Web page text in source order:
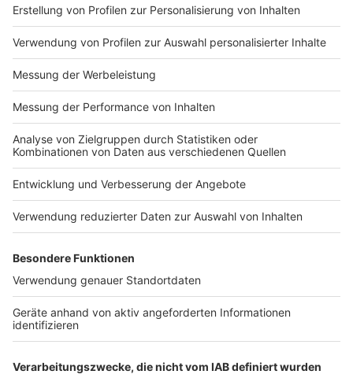
gewann 1984 Silber bei den Olympischen Spielen
in Los Angeles
Anzeige
So läuft das Dschungelcamp 2025 ab
Anzeige
Die 18. Staffel startet am ersten Tag (24. Januar)
direkt mit einer dreistündigen Live-Show. Per Telefon-
Voting entscheiden in der neuen Staffel auch wieder
die RTL-Zuschauer, wer in Woche 1 zu
Camp verlassen muss. Im großen Finale küren die
Zuschauer am 9. Februar 2025 die neue
Dschungelkönigin oder den neuen Dschungelkönig.